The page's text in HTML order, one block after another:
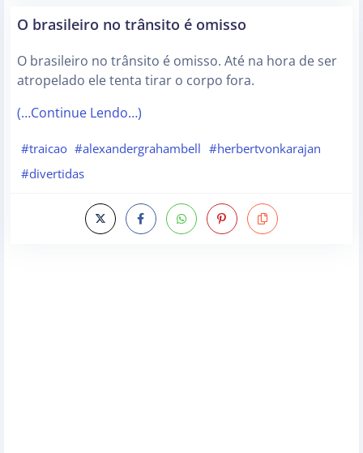
O brasileiro no trânsito é omisso
O brasileiro no trânsito é omisso. Até na hora de ser
atropelado ele tenta tirar o corpo fora.
(…Continue Lendo…)
#traicao #alexandergrahambell #herbertvonkarajan
#divertidas